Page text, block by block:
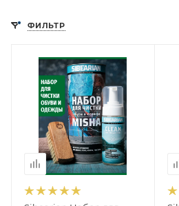
ФИЛЬТР